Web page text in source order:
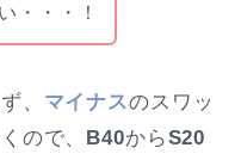
・・・！
、 マイナスのスワッ
ので、 B40からS20